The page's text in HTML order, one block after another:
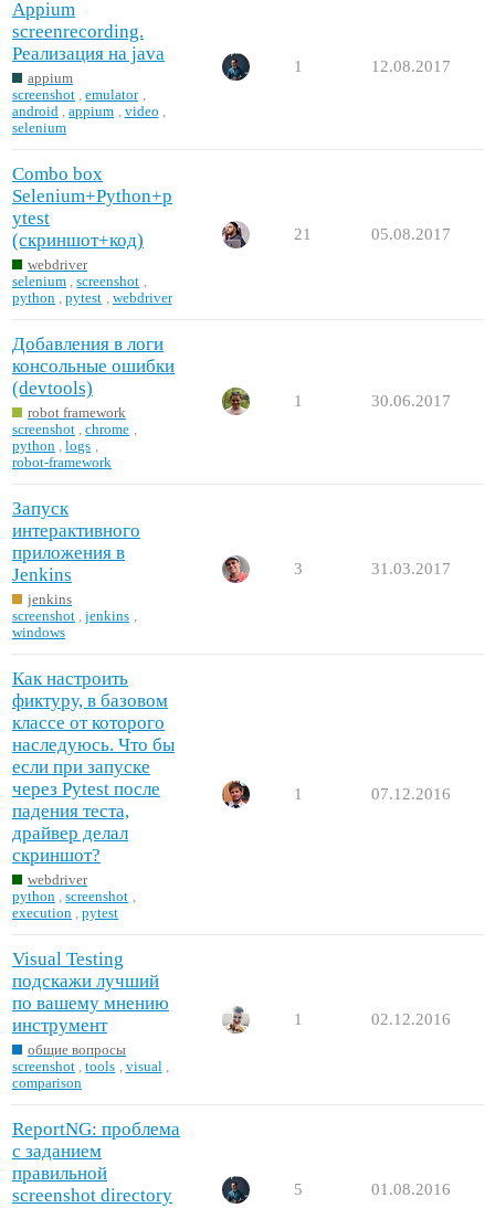
Appium
screenrecording.
Реализация на java
appium
screenshot ,emulator
android
,appium video
selenium
1 12.08.2017
Combo box
Selenium+Python+p
ytest
(скриншот+код)
webdriver
selenium ,screenshot
python
,pytest webdriver
21 05.08.2017
Добавления в логи
консольные ошибки
(devtools)
robot framework
screenshot ,chrome
python
,logs
robot-framework
1 30.06.2017
Запуск
интерактивного
приложения в
Jenkins
jenkins
screenshot ,jenkins
windows
3 31.03.2017
Как настроить
фиктуру, в базовом
классе от которого
наследуюсь. Что бы
если при запуске
через Pytest после
падения теста,
драйвер делал
скриншот?
webdriver
python
,screenshot
execution
,pytest
1 07.12.2016
Visual Testing
подскажи лучший
по вашему мнению
инструмент
общие вопросы
screenshot ,tools visual
comparison
1 02.12.2016
ReportNG: проблема
с заданием
правильной
screenshot directory
5 01.08.2016